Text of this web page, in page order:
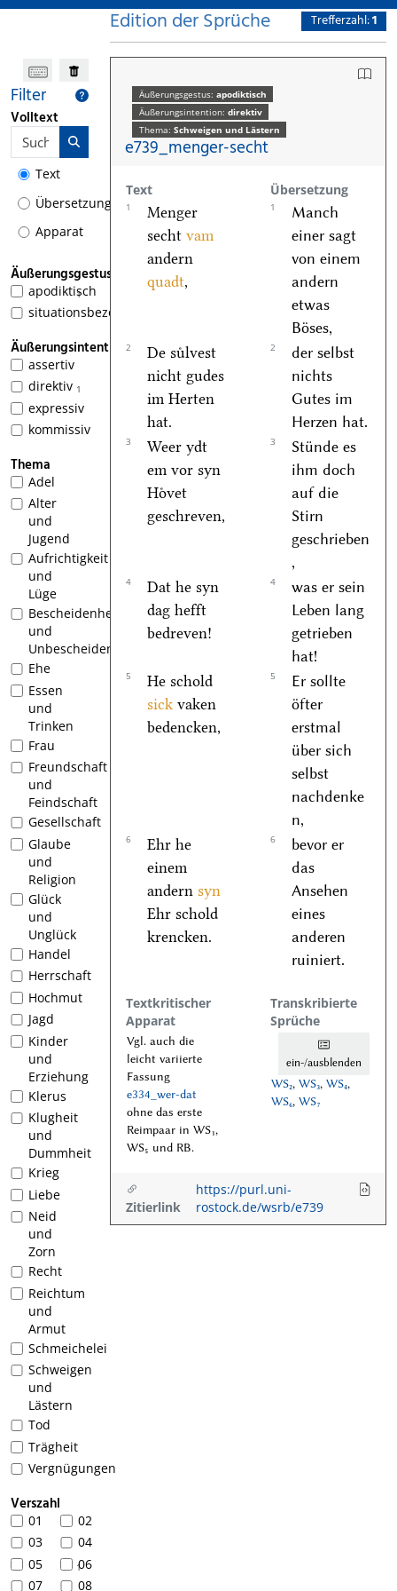
Filter
Volltext
Text
Übersetzung
Apparat
Äußerungsgestus
1
apodiktisch
situationsbezogen
Äußerungsintention
assertiv
1
direktiv
expressiv
kommissiv
Thema
Adel
Alter
und
Jugend
Aufrichtigkeit
und
Lüge
Bescheidenheit
und
Unbescheidenheit
Ehe
Essen
und
Trinken
Frau
Freundschaft
und
Feindschaft
Gesellschaft
Glaube
und
Religion
Glück
und
Unglück
Handel
Herrschaft
Hochmut
Jagd
Kinder
und
Erziehung
Klerus
Klugheit
und
Dummheit
Krieg
Liebe
Neid
und
Zorn
Recht
Reichtum
und
Armut
Schmeichelei
1
Schweigen
und
Lästern
Tod
Trägheit
Vergnügungen
Verszahl
01
02
03
04
05
106
07
08
Edition der Sprüche Trefferzahl:1
Äußerungsgestus: apodiktisch
Äußerungsintention: direktiv
Thema: Schweigen und Lästern
e739_menger-secht
Text Übersetzung
1
Menger
secht vam
andern
quadt,
1
Manch
einer sagt
von einem
andern
etwas
Böses,
2
De suͤlvest
nicht gudes
im Herten
hat.
2
der selbst
nichts
Gutes im
Herzen hat.
3
Weer ydt
em vor syn
Hoͤvet
geschreven,
3
Stünde es
ihm doch
auf die
Stirn
geschrieben
,
4
Dat he syn
dag hefft
bedreven!
4
was er sein
Leben lang
getrieben
hat!
5
He schold
sick vaken
bedencken,
5
Er sollte
öfter
erstmal
über sich
selbst
nachdenke
n,
6
Ehr he
einem
andern syn
Ehr schold
krencken.
6
bevor er
das
Ansehen
eines
anderen
ruiniert.
Textkritischer
Apparat
Transkribierte
Sprüche
Vgl. auch die
leicht variierte
Fassung
e334_wer-dat
ohne das erste
Reimpaar in WS₁,
WS₅ und RB.
ein-/ausblenden
WS₂, WS₃, WS₄,
WS₆, WS₇
Zitierlink
https://purl.uni-
rostock.de/wsrb/e739